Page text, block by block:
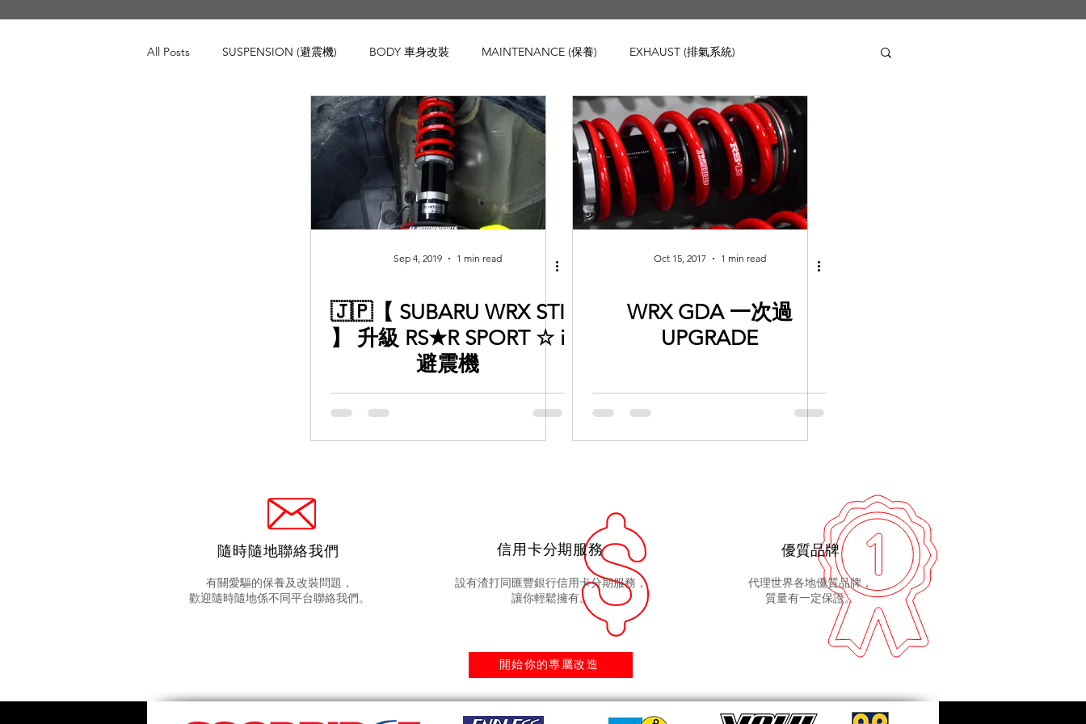
All Posts SUSPENSION (避震機) BODY 車身改裝 MAINTENANCE (保養) EXHAUST (排氣系統)
CHASSIS 車身強化 WHEELS 鈴 INTERIOR ENGINE ( 引擎 ) Mercedes-Benz
Honda Subaru Maserati Hyundai Lexus Nissan
Sep 4, 2019 1 min read
🇯🇵【 SUBARU WRX STI
】 升級 RS★R SPORT ☆ i
避震機
Oct 15, 2017 1 min read
WRX GDA 一次過
UPGRADE
隨時隨地聯絡我們
有關愛驅的保養及改裝問題，
歡迎隨時隨地係不同平台聯絡我們。
信用卡分期服務
設有渣打同匯豐銀行信用卡分期服務，
讓你輕鬆擁有。
優質品牌
代理世界各地優質品牌，
質量有一定保證。
開始你的專屬改造